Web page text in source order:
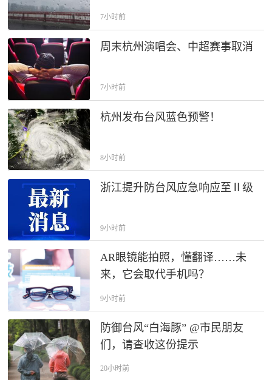
7小时前
周末杭州演唱会、中超赛事取消
7小时前
杭州发布台风蓝色预警！
8小时前
浙江提升防台风应急响应至Ⅱ级
9小时前
AR眼镜能拍照，懂翻译……未
来，它会取代手机吗？
9小时前
防御台风“白海豚” @市民朋友
们，请查收这份提示
20小时前